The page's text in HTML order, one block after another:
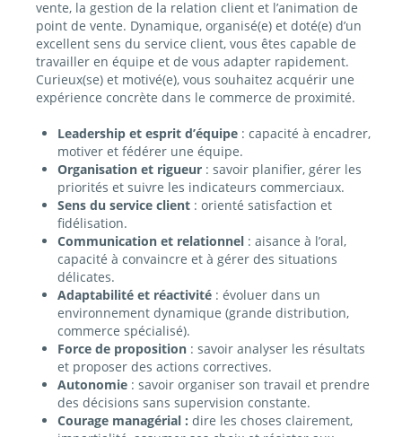
vente, la gestion de la relation client et l’animation de
point de vente. Dynamique, organisé(e) et doté(e) d’un
excellent sens du service client, vous êtes capable de
travailler en équipe et de vous adapter rapidement.
Curieux(se) et motivé(e), vous souhaitez acquérir une
expérience concrète dans le commerce de proximité.
Leadership et esprit d’équipe: capacité à encadrer,
motiver et fédérer une équipe.
Organisation et rigueur: savoir planifier, gérer les
priorités et suivre les indicateurs commerciaux.
Sens du service client: orienté satisfaction et
fidélisation.
Communication et relationnel: aisance à l’oral,
capacité à convaincre et à gérer des situations
délicates.
Adaptabilité et réactivité: évoluer dans un
environnement dynamique (grande distribution,
commerce spécialisé).
Force de proposition: savoir analyser les résultats
et proposer des actions correctives.
Autonomie: savoir organiser son travail et prendre
des décisions sans supervision constante.
Courage managérial : dire les choses clairement,